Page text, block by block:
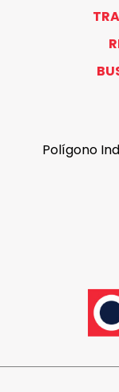
Polígono